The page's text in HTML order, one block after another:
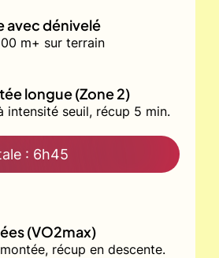
avec dénivelé
m+ sur terrain
longue (Zone 2)
intensité seuil, récup 5 min.
: 6h45
(VO2max)
récup en descente.